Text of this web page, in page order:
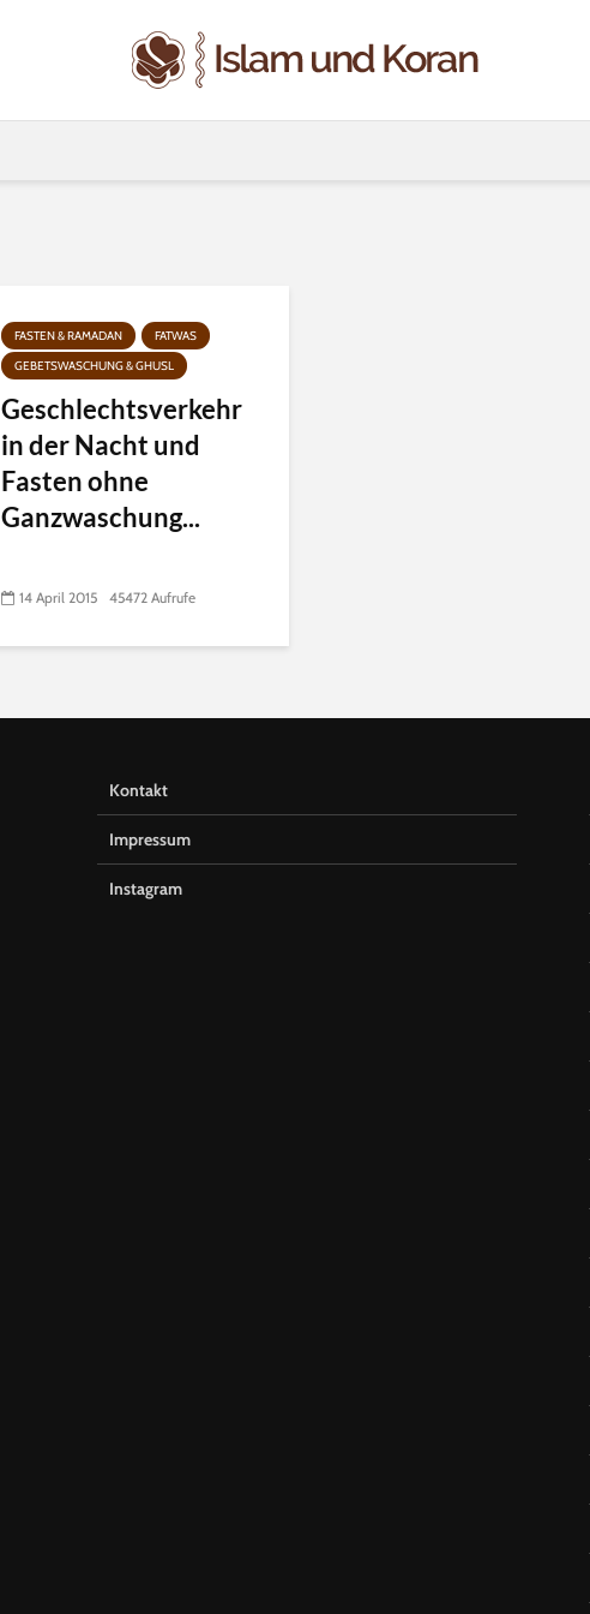
FASTEN & RAMADAN
FATWAS
GEBETSWASCHUNG & GHUSL
Geschlechtsverkehr
in der Nacht und
Fasten ohne
Ganzwaschung...
14 April 2015 45472 Aufrufe
Kontakt
Impressum
Instagram